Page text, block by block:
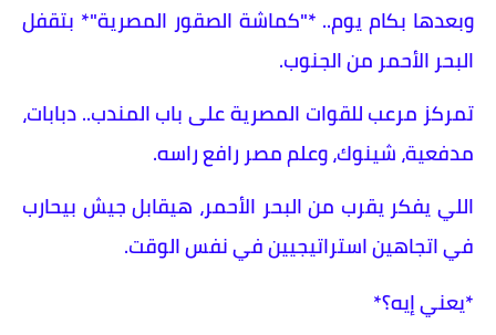
وبعدها بكام يوم.. *"كماشة الصقور المصرية"* بتقفل
البحر الأحمر من الجنوب.
تمركز مرعب للقوات المصرية على باب المندب.. دبابات،
مدفعية، شينوك، وعلم مصر رافع راسه.
اللي يفكر يقرب من البحر الأحمر، هيقابل جيش بيحارب
في اتجاهين استراتيجيين في نفس الوقت.
*يعني إيه؟*